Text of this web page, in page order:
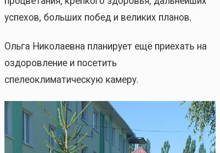
успехов, больших побед и великих планов.
Ольга Николаевна планирует ещё приехать на
оздоровление и посетить
спелеоклиматическую камеру.